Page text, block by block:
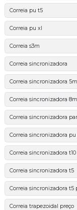
Correia pu t5
Correia pu xl
Correia s3m
Correia sincronizadora
Correia sincronizadora 5m
Correia sincronizadora 8m
Correia sincronizadora
Correia sincronizadora pu
Correia sincronizadora t10
Correia sincronizadora t5
Correia sincronizadora t5
Correia trapezoidal preço